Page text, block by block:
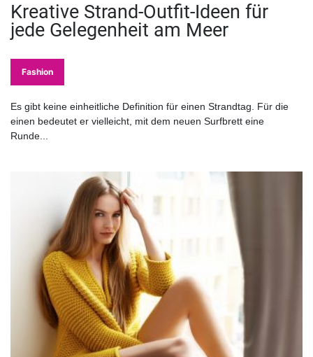
Kreative Strand-Outfit-Ideen für
jede Gelegenheit am Meer
Fashion
Es gibt keine einheitliche Definition für einen Strandtag. Für die
einen bedeutet er vielleicht, mit dem neuen Surfbrett eine
Runde...